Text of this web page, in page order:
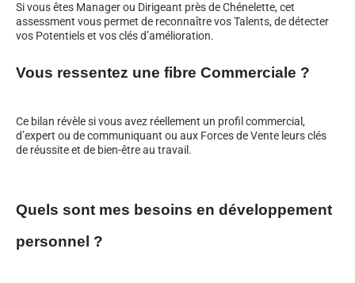
Si vous êtes Manager ou Dirigeant près de Chénelette, cet
assessment vous permet de reconnaître vos Talents, de détecter
vos Potentiels et vos clés d’amélioration.
Vous ressentez une fibre Commerciale ?
Ce bilan révèle si vous avez réellement un profil commercial,
d’expert ou de communiquant ou aux Forces de Vente leurs clés
de réussite et de bien-être au travail.
Quels sont mes besoins en développement
personnel ?